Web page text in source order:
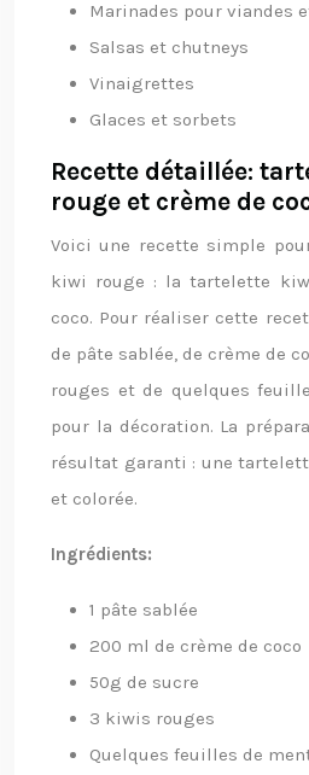
Marinades pour viandes
Salsas et chutneys
Vinaigrettes
Glaces et sorbets
Recette détaillée:
rouge et crème de
Voici une recette simple
kiwi rouge : la tartelette
coco. Pour réaliser cette
de pâte sablée, de crème de
rouges et de quelques
pour la décoration. La
résultat garanti : une
et colorée.
Ingrédients:
1 pâte sablée
200 ml de crème de coco
50g de sucre
3 kiwis rouges
Quelques feuilles de